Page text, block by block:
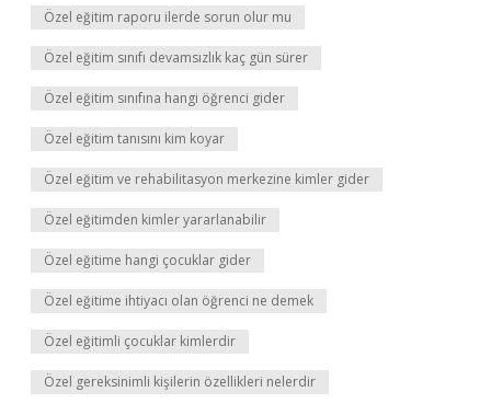
Özel eğitim raporu ilerde sorun olur mu
Özel eğitim sınıfı devamsızlık kaç gün sürer
Özel eğitim sınıfına hangi öğrenci gider
Özel eğitim tanısını kim koyar
Özel eğitim ve rehabilitasyon merkezine kimler gider
Özel eğitimden kimler yararlanabilir
Özel eğitime hangi çocuklar gider
Özel eğitime ihtiyacı olan öğrenci ne demek
Özel eğitimli çocuklar kimlerdir
Özel gereksinimli kişilerin özellikleri nelerdir